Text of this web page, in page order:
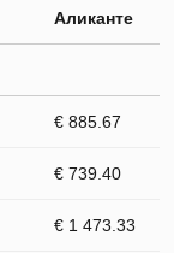
Аликанте
€ 885.67
€ 739.40
€ 1 473.33